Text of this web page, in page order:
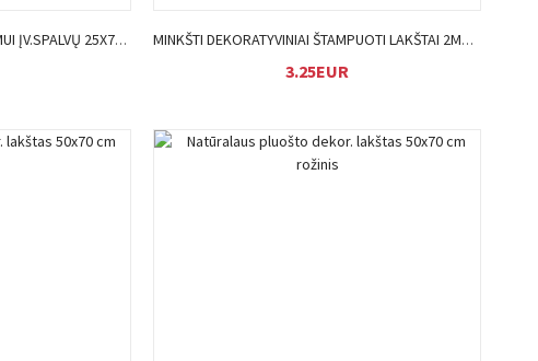
MEDINIAI SEGTUKAI DEKORAVIMUI ĮV.SPALVŲ 25X7MM ĮP.25 VNT. MINKŠTI DEKORATYVINIAI ŠTAMPUOTI LAKŠTAI 2MM A4 ĮP.10SPALVŲ
3.25EUR